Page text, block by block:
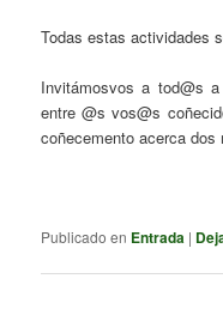
Todas estas actividades
Invitámosvos a tod@s
entre @s vos@s
coñecemento acerca
Publicado en Entrada |